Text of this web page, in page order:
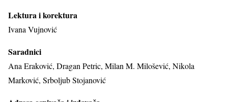
Lektura i korektura
Ivana Vujnović
Saradnici
Ana Eraković, Dragan Petric, Milan M. Milošević, Nikola
Marković, Srboljub Stojanović